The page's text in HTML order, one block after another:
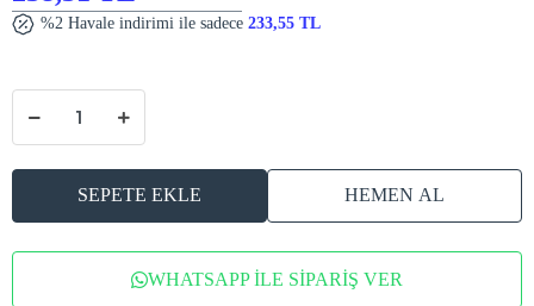
%2 Havale indirimi ile sadece 233,55 TL
SEPETE EKLE HEMEN AL
WHATSAPP İLE SİPARİŞ VER